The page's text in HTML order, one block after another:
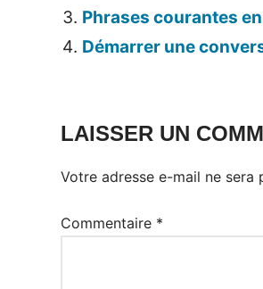
Phrases courantes
Démarrer une
Expression
LAISSER UN
Votre adresse e-mail ne sera
Commentaire *